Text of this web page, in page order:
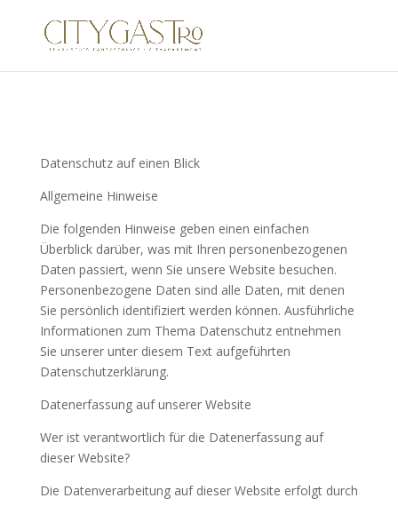
Datenschutz auf einen Blick
Allgemeine Hinweise
Die folgenden Hinweise geben einen einfachen
Überblick darüber, was mit Ihren personenbezogenen
Daten passiert, wenn Sie unsere Website besuchen.
Personenbezogene Daten sind alle Daten, mit denen
Sie persönlich identifiziert werden können. Ausführliche
Informationen zum Thema Datenschutz entnehmen
Sie unserer unter diesem Text aufgeführten
Datenschutzerklärung.
Datenerfassung auf unserer Website
Wer ist verantwortlich für die Datenerfassung auf
dieser Website?
Die Datenverarbeitung auf dieser Website erfolgt durch